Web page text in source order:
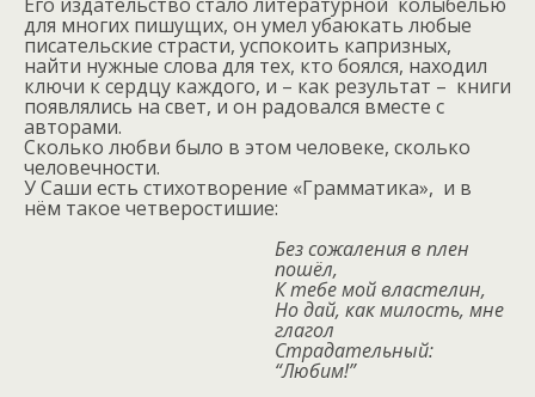
для многих пишущих, он умел убаюкать любые
писательские страсти, успокоить капризных,
найти нужные слова для тех, кто боялся, находил
ключи к сердцу каждого, и – как результат – книги
появлялись на свет, и он радовался вместе с
авторами.
Сколько любви было в этом человеке, сколько
человечности.
У Саши есть стихотворение «Грамматика», и в
нём такое четверостишие:
Без сожаления в плен
пошёл,
К тебе мой властелин,
Но дай, как милость, мне
глагол
Страдательный:
“Любим!”